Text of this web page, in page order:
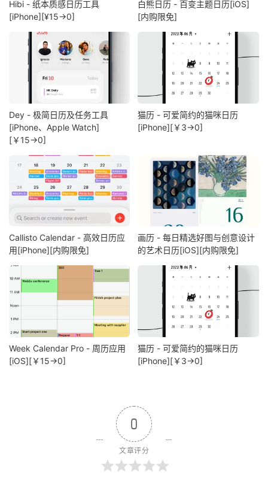
Hibi - 纸本质感日历工具
[iPhone][¥15→0]
白熊日历 - 百变主题日历[iOS]
[内购限免]
Dey - 极简日历及任务工具
[iPhone、Apple Watch]
[￥15→0]
猫历 - 可爱简约的猫咪日历
[iPhone][￥3→0]
Callisto Calendar - 高效日历应
用[iPhone][内购限免]
画历 - 每日精选好图与创意设计
的艺术日历[iOS][内购限免]
Week Calendar Pro - 周历应用
[iOS][￥15→0]
猫历 - 可爱简约的猫咪日历
[iPhone][￥3→0]
0
文章评分